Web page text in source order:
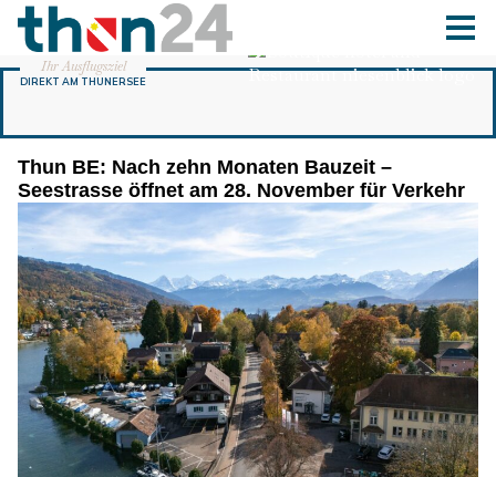
Thun BE: Nach zehn Monaten Bauzeit –
Seestrasse öffnet am 28. November für Verkehr